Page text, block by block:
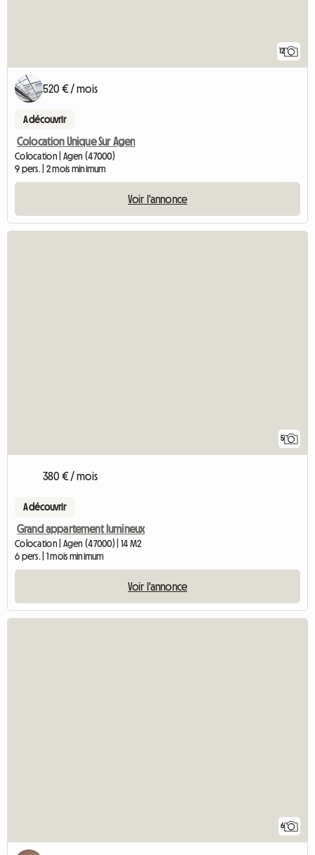
12
520 € / mois
A découvrir
Colocation Unique Sur Agen
Colocation | Agen (47000)
9 pers. | 2 mois minimum
Voir l'annonce
5
380 € / mois
A découvrir
Grand appartement lumineux
Colocation | Agen (47000) | 14 M2
6 pers. | 1 mois minimum
Voir l'annonce
6